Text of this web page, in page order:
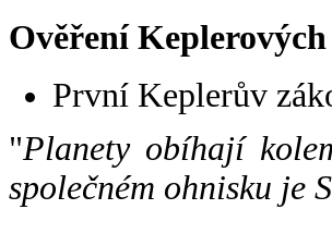
Ověření
První Keplerův
"Planety obíhají
společném ohnisku je